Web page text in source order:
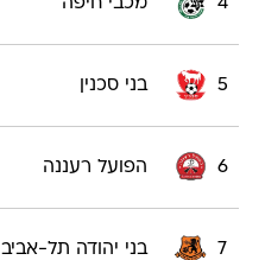
5 בני סכנין
6 הפועל רעננה
7 בני יהודה תל-אביב